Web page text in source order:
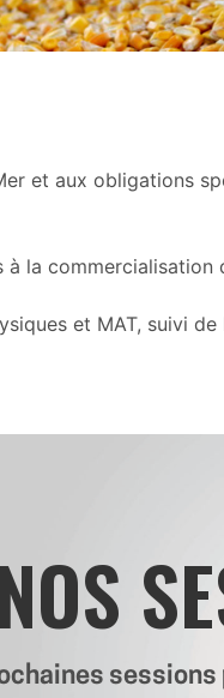
et aux obligations
la commercialisation
et MAT, suivi